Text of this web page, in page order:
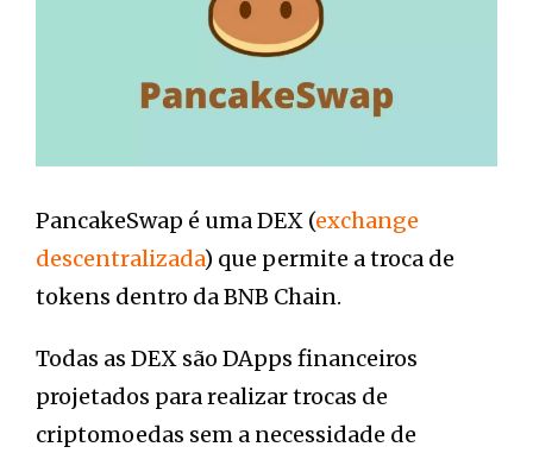
PancakeSwap é uma DEX (exchange
descentralizada) que permite a troca de
tokens dentro da BNB Chain.
Todas as DEX são DApps financeiros
projetados para realizar trocas de
criptomoedas sem a necessidade de